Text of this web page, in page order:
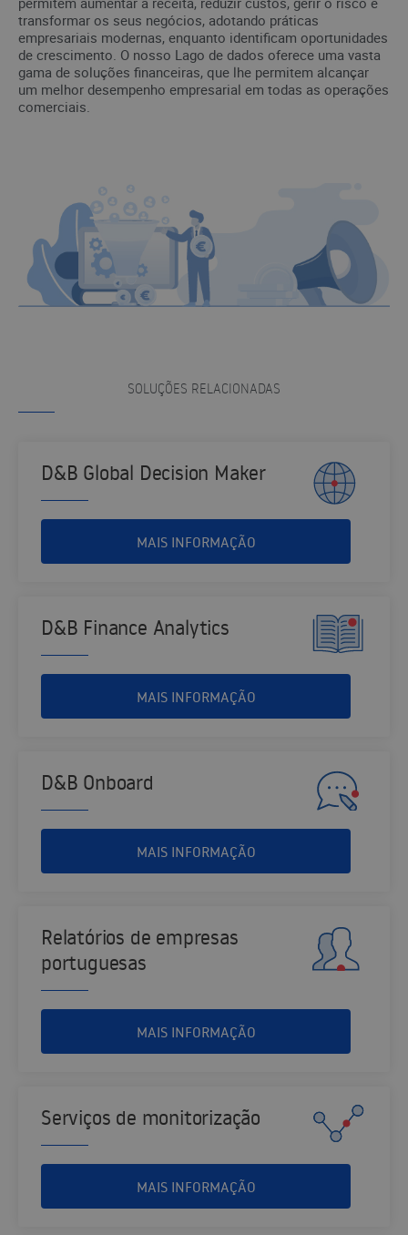
transformar os seus negócios, adotando práticas
empresariais modernas, enquanto identificam oportunidades
de crescimento. O nosso Lago de dados oferece uma vasta
gama de soluções financeiras, que lhe permitem alcançar
um melhor desempenho empresarial em todas as operações
comerciais.
SOLUÇÕES RELACIONADAS
D&B Global Decision Maker
MAIS INFORMAÇÃO
D&B Finance Analytics
MAIS INFORMAÇÃO
D&B Onboard
MAIS INFORMAÇÃO
Relatórios de empresas
portuguesas
MAIS INFORMAÇÃO
Serviços de monitorização
MAIS INFORMAÇÃO